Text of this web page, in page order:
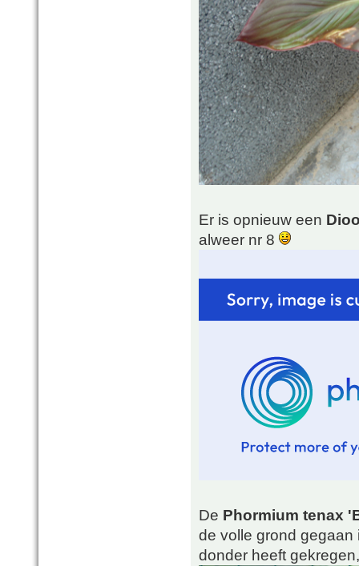
Er is opnieuw een
alweer nr 8
De Phormium tenax
de volle grond gegaan
donder heeft